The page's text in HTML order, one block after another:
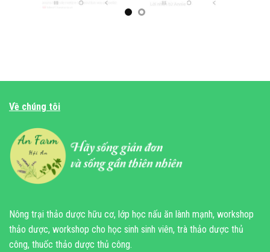
Về chúng tôi
Nông trại thảo dược hữu cơ, lớp học nấu ăn lành mạnh, workshop
thảo dược, workshop cho học sinh sinh viên, trà thảo dược thủ
công, thuốc thảo dược thủ công.